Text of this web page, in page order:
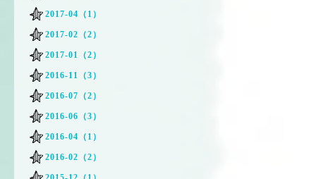
2017-04（1）
2017-02（2）
2017-01（2）
2016-11（3）
2016-07（2）
2016-06（3）
2016-04（1）
2016-02（2）